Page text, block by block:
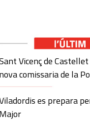
Vicenç de
nova comissaria de la
es prepara
Major